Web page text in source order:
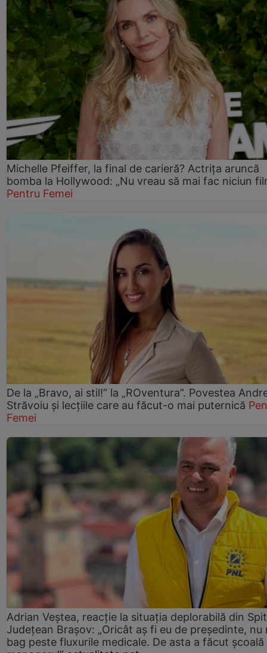
Michelle Pfeiffer, la final de carieră? Actrița aruncă
bomba la Hollywood: „Nu vreau să mai fac niciun
Pentru Femei
De la „Bravo, ai stil!” la „ROventura”. Povestea
Străvoiu și lecțiile care au făcut-o mai puternică
Femei
Adrian Veștea, reacție la situația deplorabilă din
Județean Brașov: „Oricât aș fi eu de președinte, nu
bag peste fluxurile medicale. De asta a făcut școală